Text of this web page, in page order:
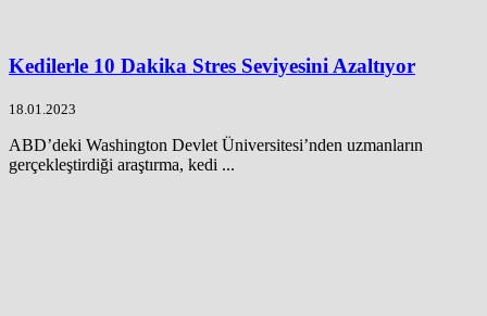
Kedilerle 10 Dakika Stres Seviyesini Azaltıyor
18.01.2023
ABD’deki Washington Devlet Üniversitesi’nden uzmanların
gerçekleştirdiği araştırma, kedi ...